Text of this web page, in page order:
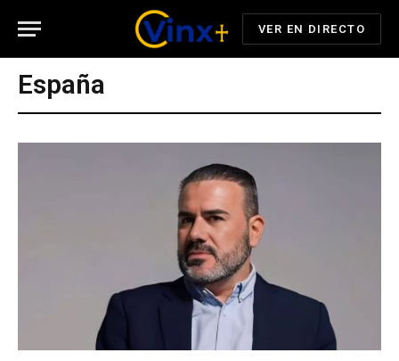
VER EN DIRECTO
España